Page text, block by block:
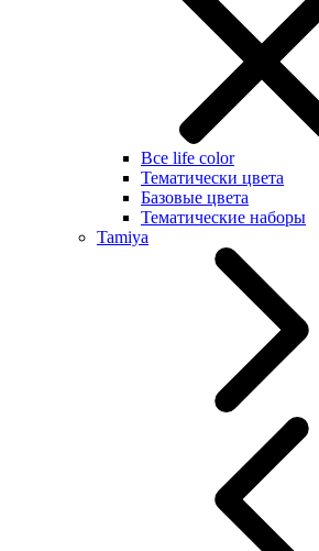
Все life color
Тематически цвета
Базовые цвета
Тематические наборы
Tamiya